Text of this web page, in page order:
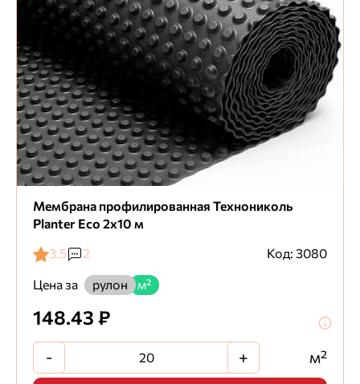
Мембрана профилированная Технониколь
Planter Eco 2х10 м
3.5
2
Код: 3080
Цена за
рулон м²
148.43 ₽
- + м²